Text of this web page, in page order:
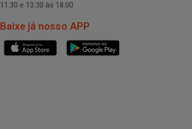
11:30 e 13:30 às 18:00
Baixe já nosso APP